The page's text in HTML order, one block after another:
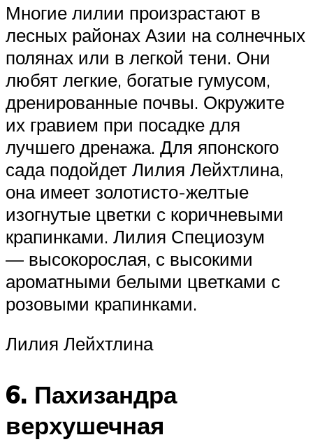
Многие лилии произрастают в
лесных районах Азии на солнечных
полянах или в легкой тени. Они
любят легкие, богатые гумусом,
дренированные почвы. Окружите
их гравием при посадке для
лучшего дренажа. Для японского
сада подойдет Лилия Лейхтлина,
она имеет золотисто-желтые
изогнутые цветки с коричневыми
крапинками. Лилия Специозум
— высокорослая, с высокими
ароматными белыми цветками с
розовыми крапинками.
Лилия Лейхтлина
6. Пахизандра
верхушечная